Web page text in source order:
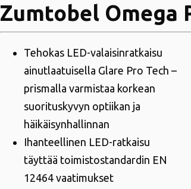
Zumtobel Omega
Tehokas LED-valaisinratkaisu
ainutlaatuisella Glare Pro Tech –
prismalla varmistaa korkean
suorituskyvyn optiikan ja
häikäisynhallinnan
Ihanteellinen LED-ratkaisu
täyttää toimistostandardin EN
12464 vaatimukset